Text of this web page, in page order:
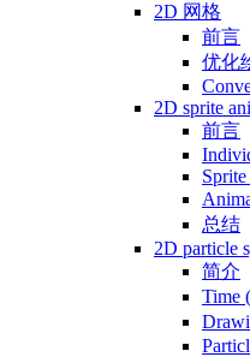
2D 网格
前言
优化
2D sprite
前言
总结
2D particle
简介
Time